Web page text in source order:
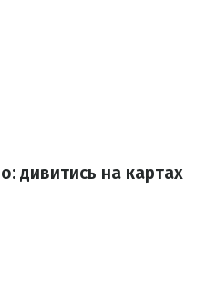
дивитись на картах